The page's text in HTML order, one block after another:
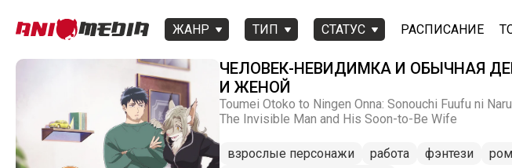
ЖАНР ТИП СТАТУС РАСПИСАНИЕ
ЧЕЛОВЕК-НЕВИДИМКА И ОБЫЧНАЯ
И ЖЕНОЙ
Toumei Otoko to Ningen Onna: Sonouchi Fuufu ni
The Invisible Man and His Soon-to-Be Wife
взрослые персонажи работа фэнтези